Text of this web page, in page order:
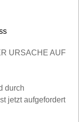
URSACHE AUF
durch
jetzt aufgefordert